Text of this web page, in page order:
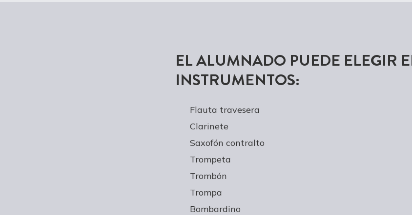
EL ALUMNADO PUEDE ELEGIR
INSTRUMENTOS:
Flauta travesera
Clarinete
Saxofón contralto
Trompeta
Trombón
Trompa
Bombardino